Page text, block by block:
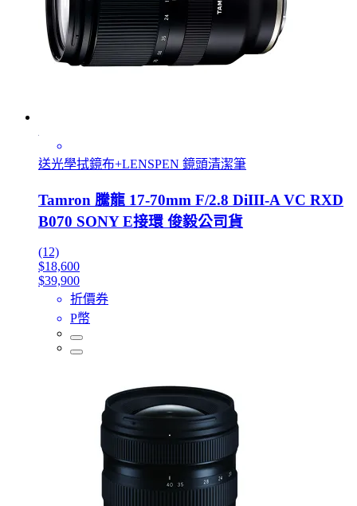
送光學拭鏡布+LENSPEN 鏡頭清潔筆
Tamron 騰龍 17-70mm F/2.8 DiIII-A VC RXD
B070 SONY E接環 俊毅公司貨
(12)
$18,600
$39,900
折價券
P幣